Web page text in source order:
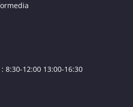
12:00 13:00-16:30